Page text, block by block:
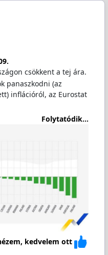
csökkent a tej ára.
panaszkodni (az
inflációról, az Eurostat
Folytatódik...
kedvelem ott